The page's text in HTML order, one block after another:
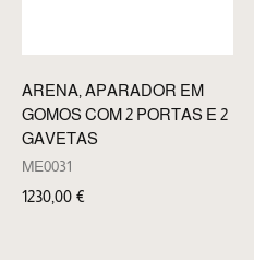
ARENA, APARADOR EM
GOMOS COM 2 PORTAS E 2
GAVETAS
ME0031
1230,00 €